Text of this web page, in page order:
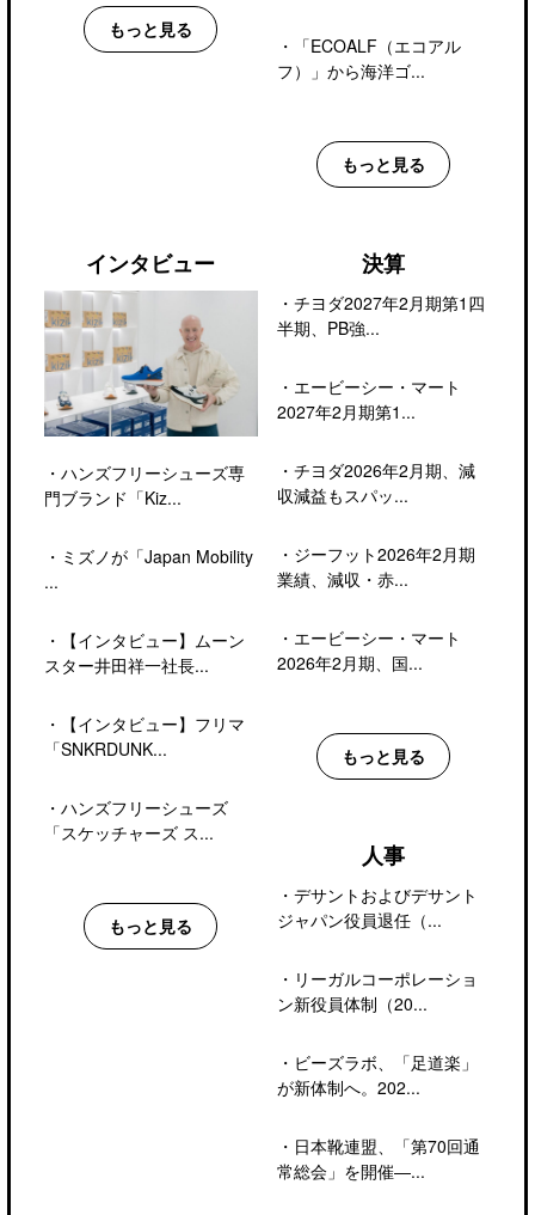
もっと見る
・
「ECOALF（エコアル
フ）」から海洋ゴ...
もっと見る
インタビュー
・ ハンズフリーシューズ専
門ブランド「Kiz...
・ ミズノが「Japan Mobility
...
・
【インタビュー】ムーン
スター井田祥一社長...
・
【インタビュー】フリマ
「SNKRDUNK...
・ ハンズフリーシューズ
「スケッチャーズ ス...
もっと見る
決算
・ チヨダ2027年2月期第1四
半期、PB強...
・ エービーシー・マート
2027年2月期第1...
・ チヨダ2026年2月期、減
収減益もスパッ...
・ ジーフット2026年2月期
業績、減収・赤...
・ エービーシー・マート
2026年2月期、国...
もっと見る
人事
・ デサントおよびデサント
ジャパン役員退任（...
・ リーガルコーポレーショ
ン新役員体制（20...
・ ビーズラボ、「足道楽」
が新体制へ。202...
・ 日本靴連盟、「第70回通
常総会」を開催―...